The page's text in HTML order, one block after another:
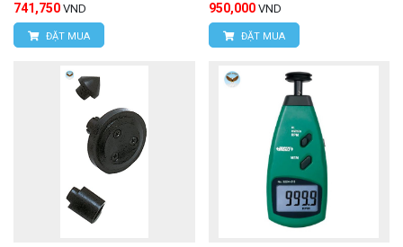
741,750 VND
ĐẶT MUA
950,000 VND
ĐẶT MUA